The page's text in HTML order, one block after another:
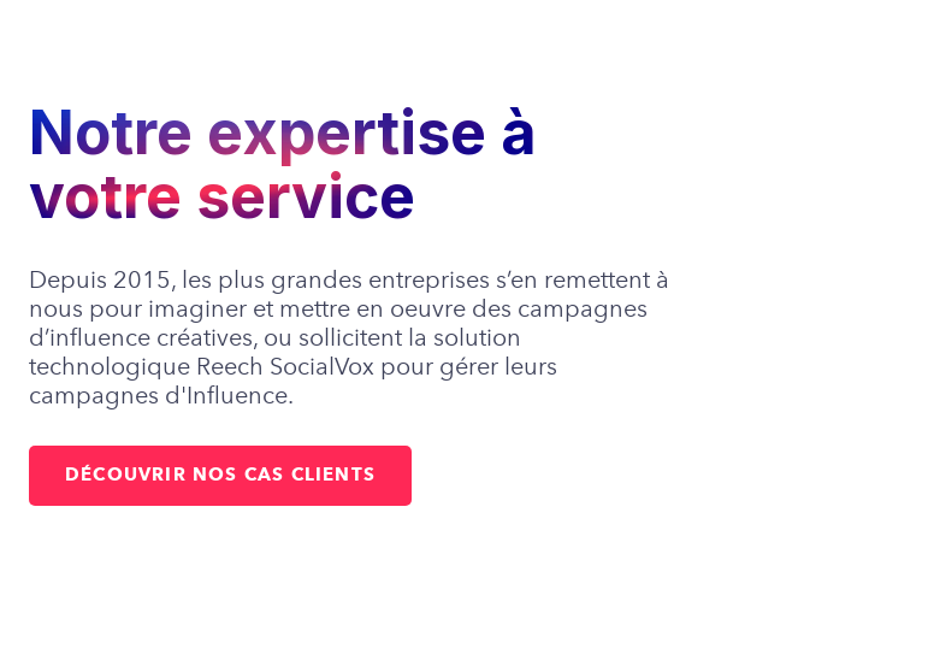
Notre expertise à
votre service
Depuis 2015, les plus grandes entreprises s’en remettent à
nous pour imaginer et mettre en oeuvre des campagnes
d’influence créatives, ou sollicitent la solution
technologique Reech SocialVox pour gérer leurs
campagnes d'Influence.
DÉCOUVRIR NOS CAS CLIENTS